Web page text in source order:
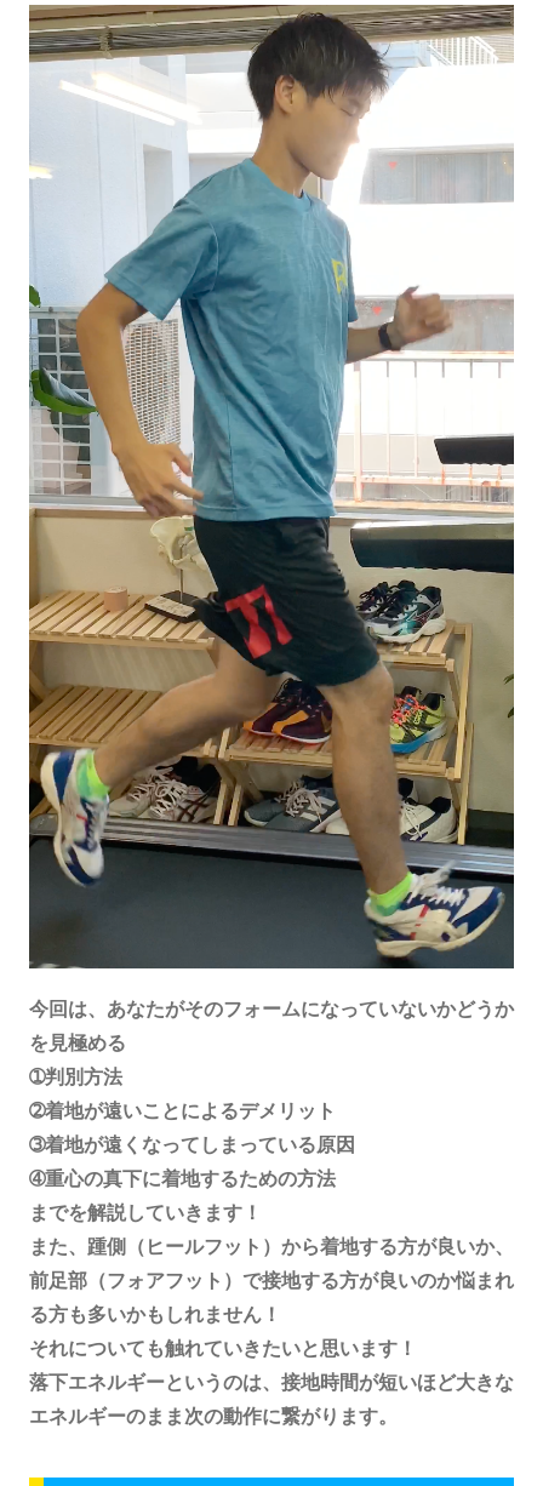
今回は、あなたがそのフォームになっていないかどうか
を見極める
➀判別方法
➁着地が遠いことによるデメリット
➂着地が遠くなってしまっている原因
➃重心の真下に着地するための方法
までを解説していきます！
また、踵側（ヒールフット）から着地する方が良いか、
前足部（フォアフット）で接地する方が良いのか悩まれ
る方も多いかもしれません！
それについても触れていきたいと思います！
落下エネルギーというのは、接地時間が短いほど大きな
エネルギーのまま次の動作に繋がります。